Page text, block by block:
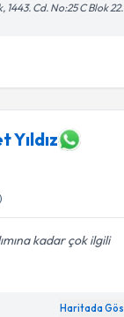
1443. Cd. No:25 C Blok 22.
Yıldız
kadar çok ilgili
Haritada